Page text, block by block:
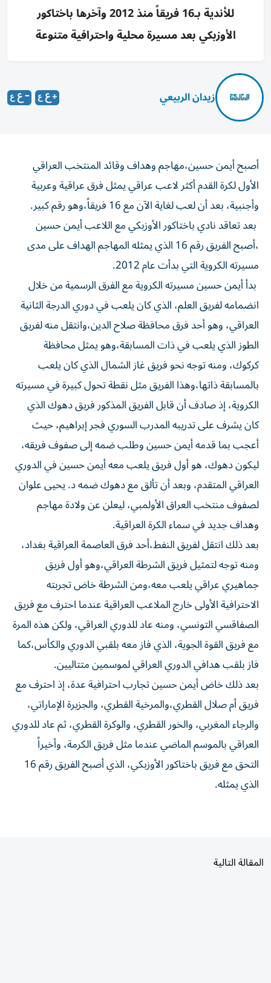
للأندية بـ16 فريقاً منذ 2012 وآخرها باختاكور
الأوزبكي بعد مسيرة محلية واحترافية متنوعة
زيدان الربيعي
أصبح أيمن حسين،مهاجم وهداف وقائد المنتخب العراقي
الأول لكرة القدم أكثر لاعب عراقي يمثل فرق عراقية وعربية
وأجنبية، بعد أن لعب لغاية الآن مع 16 فريقاً،وهو رقم كبير.
بعد تعاقد نادي باختاكور الأوزبكي مع اللاعب أيمن حسين
،أصبح الفريق رقم 16 الذي يمثله المهاجم الهداف على مدى
مسيرته الكروية التي بدأت عام 2012.
بدأ أيمن حسين مسيرته الكروية مع الفرق الرسمية من خلال
انضمامه لفريق العلم، الذي كان يلعب في دوري الدرجة الثانية
العراقي، وهو أحد فرق محافظة صلاح الدين،وانتقل منه لفريق
الطوز الذي يلعب في ذات المسابقة،وهو يمثل محافظة
كركوك، ومنه توجه نحو فريق غاز الشمال الذي كان يلعب
بالمسابقة ذاتها،وهذا الفريق مثل نقطة تحول كبيرة في مسيرته
الكروية، إذ صادف أن قابل الفريق المذكور فريق دهوك الذي
كان يشرف على تدريبه المدرب السوري فجر إبراهيم، حيث
أعجب بما قدمه أيمن حسين وطلب ضمه إلى صفوف فريقه،
ليكون دهوك، هو أول فريق يلعب معه أيمن حسين في الدوري
العراقي المتقدم، وبعد أن تألق مع دهوك ضمه د. يحيى علوان
لصفوف منتخب العراق الأولمبي، ليعلن عن ولادة مهاجم
وهداف جديد في سماء الكرة العراقية.
بعد ذلك انتقل لفريق النفط،أحد فرق العاصمة العراقية بغداد،
ومنه توجه لتمثيل فريق الشرطة العراقي،وهو أول فريق
جماهيري عراقي يلعب معه،ومن الشرطة خاض تجربته
الاحترافية الأولى خارج الملاعب العراقية عندما احترف مع فريق
الصفاقسي التونسي، ومنه عاد للدوري العراقي، ولكن هذه المرة
مع فريق القوة الجوية، الذي فاز معه بلقبي الدوري والكأس،كما
فاز بلقب هدافي الدوري العراقي لموسمين متتاليين.
بعد ذلك خاض أيمن حسين تجارب احترافية عدة، إذ احترف مع
فريق أم صلال القطري،والمرخية القطري، والجزيرة الإماراتي،
والرجاء المغربي، والخور القطري، والوكرة القطري، ثم عاد للدوري
العراقي بالموسم الماضي عندما مثل فريق الكرمة، وأخيراً
التحق مع فريق باختاكور الأوزبكي، الذي أصبح الفريق رقم 16
الذي يمثله.
المقالة التالية